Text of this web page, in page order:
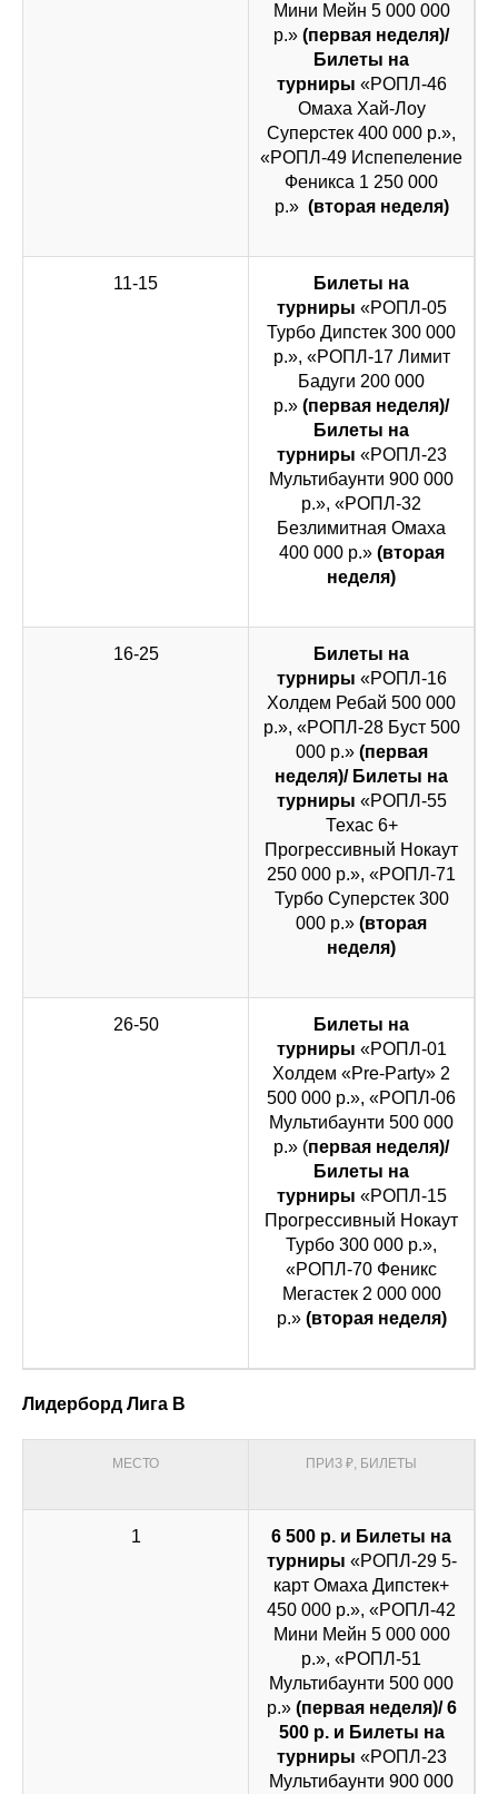
Мини Мейн 5 000 000
р.» (первая неделя)/
Билеты на
турниры «РОПЛ-46
Омаха Хай-Лоу
Суперстек 400 000 р.»,
«РОПЛ-49 Испепеление
Феникса 1 250 000
р.» (вторая неделя)
11-15
Билеты на
турниры «РОПЛ-05
Турбо Дипстек 300 000
р.», «РОПЛ-17 Лимит
Бадуги 200 000
р.» (первая неделя)/
Билеты на
турниры «РОПЛ-23
Мультибаунти 900 000
р.», «РОПЛ-32
Безлимитная Омаха
400 000 р.» (вторая
неделя)
16-25
Билеты на
турниры «РОПЛ-16
Холдем Ребай 500 000
р.», «РОПЛ-28 Буст 500
000 р.»(первая
неделя)/ Билеты на
турниры «РОПЛ-55
Техас 6+
Прогрессивный Нокаут
250 000 р.», «РОПЛ-71
Турбо Суперстек 300
000 р.» (вторая
неделя)
26-50
Билеты на
турниры «РОПЛ-01
Холдем «Pre-Party» 2
500 000 р.», «РОПЛ-06
Мультибаунти 500 000
р.» (первая неделя)/
Билеты на
турниры «РОПЛ-15
Прогрессивный Нокаут
Турбо 300 000 р.»,
«РОПЛ-70 Феникс
Мегастек 2 000 000
р.» (вторая неделя)
Лидерборд Лига B
МЕСТО ПРИЗ ₽, БИЛЕТЫ
1
6 500 р. и Билеты на
турниры «РОПЛ-29 5-
карт Омаха Дипстек+
450 000 р.», «РОПЛ-42
Мини Мейн 5 000 000
р.», «РОПЛ-51
Мультибаунти 500 000
р.» (первая неделя)/ 6
500 р. и Билеты на
турниры «РОПЛ-23
Мультибаунти 900 000